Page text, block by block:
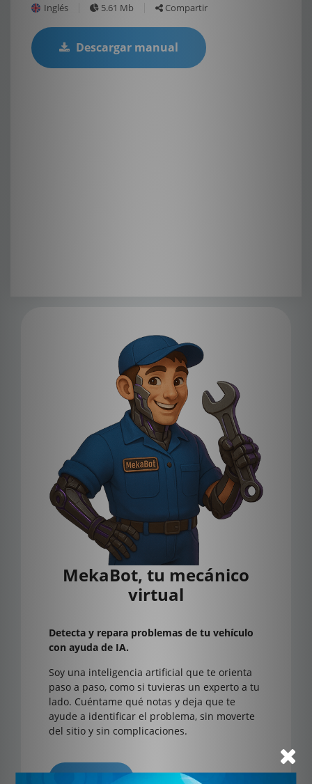
Inglés 5.61 Mb Compartir
Descargar manual
MekaBot, tu mecánico
virtual
Detecta y repara problemas de tu vehículo
con ayuda de IA.
Soy una inteligencia artificial que te orienta
paso a paso, como si tuvieras un experto a tu
lado. Cuéntame qué notas y deja que te
ayude a identificar el problema, sin moverte
del sitio y sin complicaciones.
Suscríbete